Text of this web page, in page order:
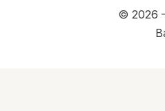
© 2026